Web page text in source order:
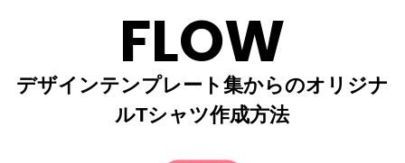
FLOW
デザインテンプレート集からのオリジナ
ルTシャツ作成方法